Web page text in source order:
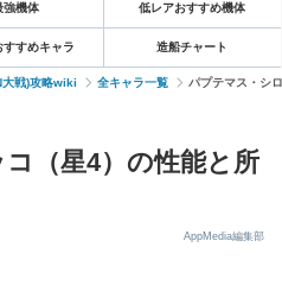
強機体 低レアおすすめ機体
すすめキャラ 造船チャート
大戦)攻略wiki 全キャラ一覧 パプテマス・シ
（星4）の性能と所
AppMedia編集部